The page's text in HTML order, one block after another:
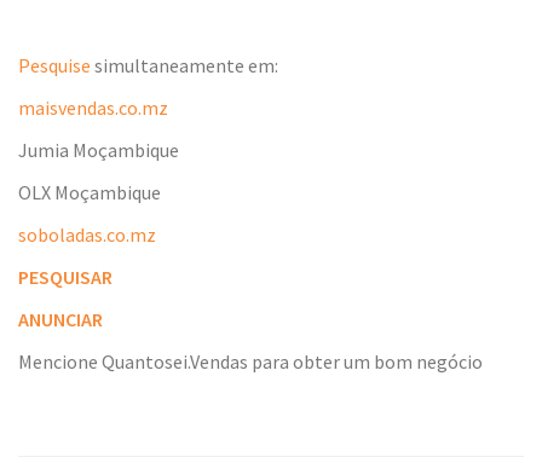
Pesquise simultaneamente em:
maisvendas.co.mz
Jumia Moçambique
OLX Moçambique
soboladas.co.mz
PESQUISAR
ANUNCIAR
Mencione Quantosei.Vendas para obter um bom negócio